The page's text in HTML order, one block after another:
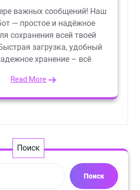
важных сообщений! Наш
— простое и надёжное
сохранения всей твоей
загрузка, удобный
хранение – всё
Read More
Поиск
Поиск